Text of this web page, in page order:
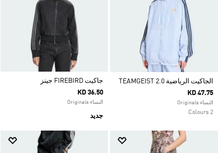
الجاكيت الرياضية TEAMGEIST 2.0
KD 47.75
النساء Originals
2 Colours
جاكيت FIREBIRD جينز
KD 36.50
النساء Originals
جديد